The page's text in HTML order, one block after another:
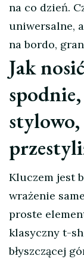
na co dzień.
uniwersalne,
na bordo,
Jak
stylowo,
Kluczem jest
wrażenie
proste
klasyczny t-
błyszczącej